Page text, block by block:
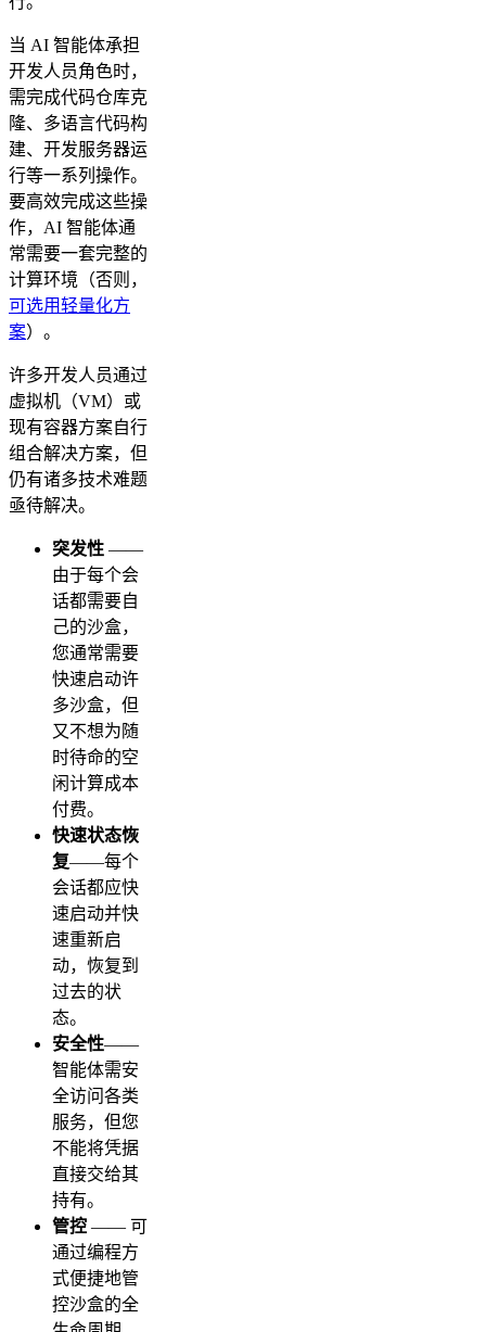
当 AI 智能体承担
开发人员角色时，
需完成代码仓库克
隆、多语言代码构
建、开发服务器运
行等一系列操作。
要高效完成这些操
作，AI 智能体通
常需要一套完整的
计算环境（否则，
可选用轻量化方
案）。
许多开发人员通过
虚拟机（VM）或
现有容器方案自行
组合解决方案，但
仍有诸多技术难题
亟待解决。
突发性 ——
由于每个会
话都需要自
己的沙盒，
您通常需要
快速启动许
多沙盒，但
又不想为随
时待命的空
闲计算成本
付费。
快速状态恢
复——每个
会话都应快
速启动并快
速重新启
动，恢复到
过去的状
态。
安全性——
智能体需安
全访问各类
服务，但您
不能将凭据
直接交给其
持有。
管控 —— 可
通过编程方
式便捷地管
控沙盒的全